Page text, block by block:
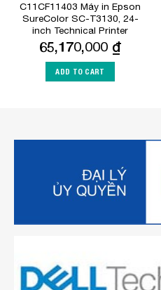
C11CF11403 Máy in Epson
SureColor SC-T3130, 24-
inch Technical Printer
65,170,000 ₫
ADD TO CART